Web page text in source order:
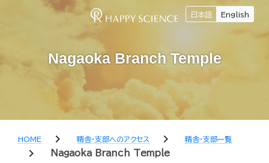
日本語 English
Nagaoka Branch Temple
HOME chevron_right 精舎・支部へのアクセス chevron_right 精舎・支部一覧
chevron_right Nagaoka Branch Temple